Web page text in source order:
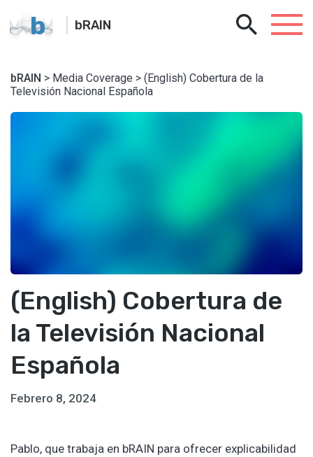
b bRAIN
bRAIN > Media Coverage > (English) Cobertura de la
Televisión Nacional Española
(English) Cobertura de
la Televisión Nacional
Española
Febrero 8, 2024
Pablo, que trabaja en bRAIN para ofrecer explicabilidad